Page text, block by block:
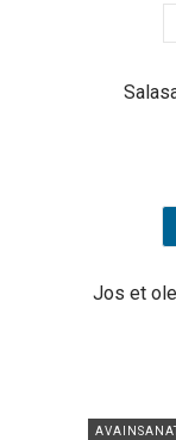
Jos et
AVAINSANAT